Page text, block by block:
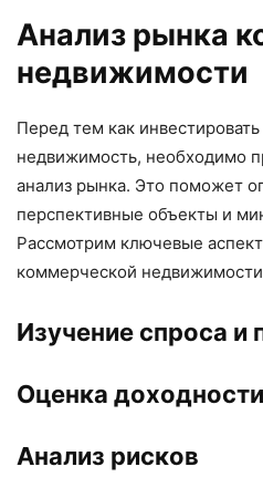
Анализ рынка
недвижимости
Перед тем как
недвижимость, необходимо
анализ рынка. Это поможет
перспективные объекты и
Рассмотрим ключевые
коммерческой
Изучение спроса и
Оценка доходности
Анализ рисков